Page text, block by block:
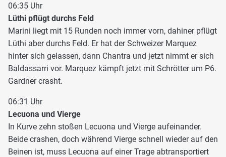
06:35 Uhr
Lüthi pflügt durchs Feld
Marini liegt mit 15 Runden noch immer vorn, dahiner pflügt
Lüthi aber durchs Feld. Er hat der Schweizer Marquez
hinter sich gelassen, dann Chantra und jetzt nimmt er sich
Baldassarri vor. Marquez kämpft jetzt mit Schrötter um P6.
Gardner crasht.
06:31 Uhr
Lecuona und Vierge
In Kurve zehn stoßen Lecuona und Vierge aufeinander.
Beide crashen, doch während Vierge schnell wieder auf den
Beinen ist, muss Lecuona auf einer Trage abtransportiert